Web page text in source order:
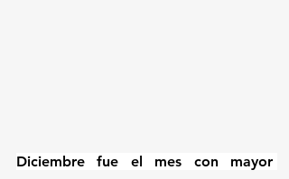
Diciembre fue el mes con mayor